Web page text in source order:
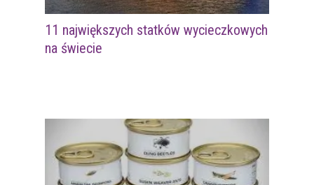
11 największych statków wycieczkowych
na świecie